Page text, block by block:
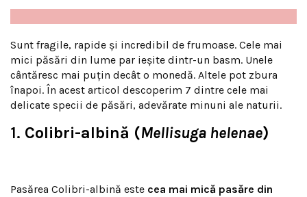
Sunt fragile, rapide și incredibil de frumoase. Cele mai
mici păsări din lume par ieșite dintr-un basm. Unele
cântăresc mai puțin decât o monedă. Altele pot zbura
înapoi. În acest articol descoperim 7 dintre cele mai
delicate specii de păsări, adevărate minuni ale naturii.
1. Colibri-albină (Mellisuga helenae)
Pasărea Colibri-albină este cea mai mică pasăre din